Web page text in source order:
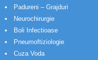
Padureni – Grajduri
Neurochirurgie
Boli Infectioase
Pneumoftiziologie
Cuza Voda